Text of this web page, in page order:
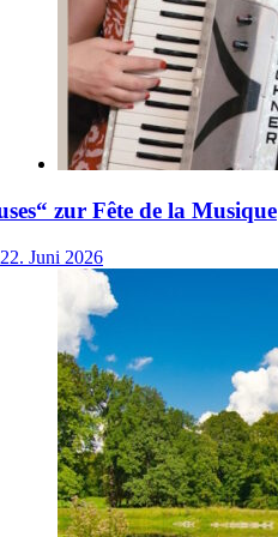
zur Fête de la Musique
22. Juni 2026